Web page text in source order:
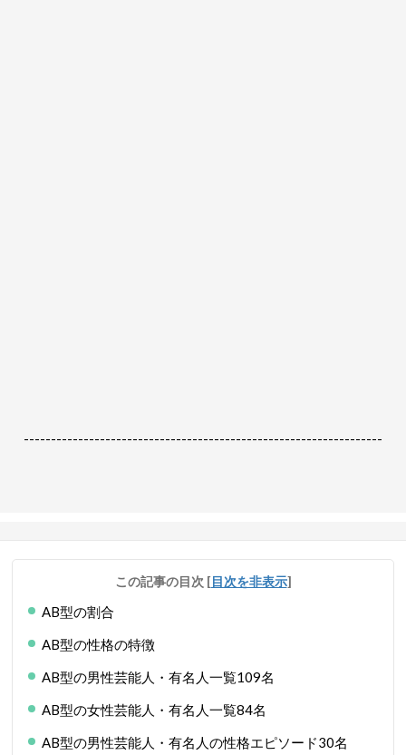
------------------------------------------------------------------
この記事の目次 [目次を非表示]
AB型の割合
AB型の性格の特徴
AB型の男性芸能人・有名人一覧109名
AB型の女性芸能人・有名人一覧84名
AB型の男性芸能人・有名人の性格エピソード30名